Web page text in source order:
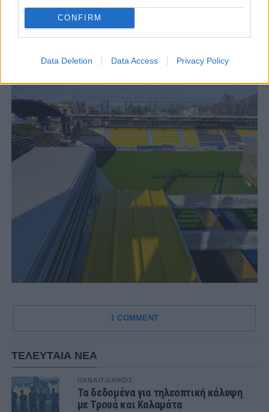
CONFIRM
Data Deletion Data Access Privacy Policy
1 COMMENT
ΤΕΛΕΥΤΑΙΑ ΝΕΑ
ΠΑΝΑΙΤΩΛΙΚΟΣ
Τα δεδομένα για τηλεοπτική κάλυψη
με Τρουά και Καλαμάτα